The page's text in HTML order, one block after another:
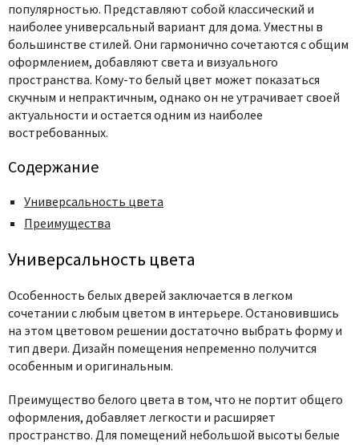
популярностью. Представляют собой классический и
наиболее универсальный вариант для дома. Уместны в
большинстве стилей. Они гармонично сочетаются с общим
оформлением, добавляют света и визуального
пространства. Кому-то белый цвет может показаться
скучным и непрактичным, однако он не утрачивает своей
актуальности и остается одним из наиболее
востребованных.
Содержание
Универсальность цвета
Преимущества
Универсальность цвета
Особенность белых дверей заключается в легком
сочетании с любым цветом в интерьере. Остановившись
на этом цветовом решении достаточно выбрать форму и
тип двери. Дизайн помещения непременно получится
особенным и оригинальным.
Преимущество белого цвета в том, что не портит общего
оформления, добавляет легкости и расширяет
пространство. Для помещений небольшой высоты белые